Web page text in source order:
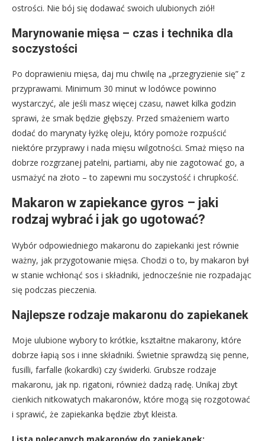
ostrości. Nie bój się dodawać swoich ulubionych ziół!
Marynowanie mięsa – czas i technika dla
soczystości
Po doprawieniu mięsa, daj mu chwilę na „przegryzienie się” z
przyprawami. Minimum 30 minut w lodówce powinno
wystarczyć, ale jeśli masz więcej czasu, nawet kilka godzin
sprawi, że smak będzie głębszy. Przed smażeniem warto
dodać do marynaty łyżkę oleju, który pomoże rozpuścić
niektóre przyprawy i nada mięsu wilgotności. Smaż mięso na
dobrze rozgrzanej patelni, partiami, aby nie zagotować go, a
usmażyć na złoto – to zapewni mu soczystość i chrupkość.
Makaron w zapiekance gyros – jaki
rodzaj wybrać i jak go ugotować?
Wybór odpowiedniego makaronu do zapiekanki jest równie
ważny, jak przygotowanie mięsa. Chodzi o to, by makaron był
w stanie wchłonąć sos i składniki, jednocześnie nie rozpadając
się podczas pieczenia.
Najlepsze rodzaje makaronu do zapiekanek
Moje ulubione wybory to krótkie, kształtne makarony, które
dobrze łapią sos i inne składniki. Świetnie sprawdzą się penne,
fusilli, farfalle (kokardki) czy świderki. Grubsze rodzaje
makaronu, jak np. rigatoni, również dadzą radę. Unikaj zbyt
cienkich nitkowatych makaronów, które mogą się rozgotować
i sprawić, że zapiekanka będzie zbyt kleista.